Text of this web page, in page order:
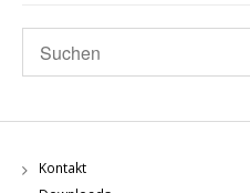
Kontakt